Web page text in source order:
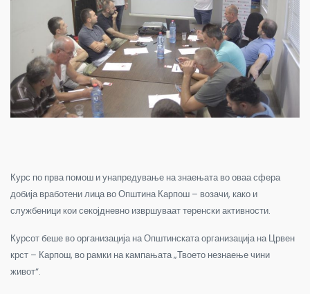
Курс по прва помош и унапредување на знаењата во оваа сфера
добија вработени лица во Општина Карпош – возачи, како и
службеници коисекојдневно извршуваат теренски активности.
Курсот беше во организација на Општинската организација на Црвен
крст – Карпош, во рамки на кампањата „Твоето незнаење чини
живот“.